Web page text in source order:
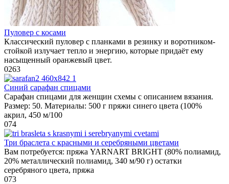
Пуловер с косами
Классический пуловер с планками в резинку и воротником-
стойкой излучает тепло и энергию, которые придаёт ему
насыщенный оранжевый цвет.
0263
Синий сарафан спицами
Сарафан спицами для женщин схемы с описанием вязания.
Размер: 50. Материалы: 500 г пряжи синего цвета (100%
акрил, 450 м/100
074
Три браслета с красными и серебряными цветами
Вам потребуется: пряжа YARNART BRIGHT (80% полиамид,
20% металлический полиамид, 340 м/90 г) остатки
серебряного цвета, пряжа
073